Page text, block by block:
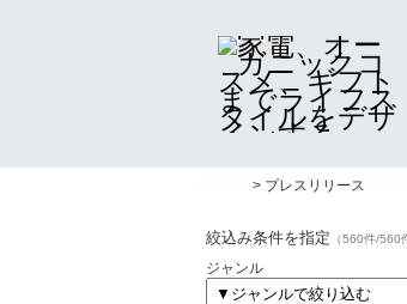
> プレスリリース
絞込み条件を指定 （560件/560
ジャンル